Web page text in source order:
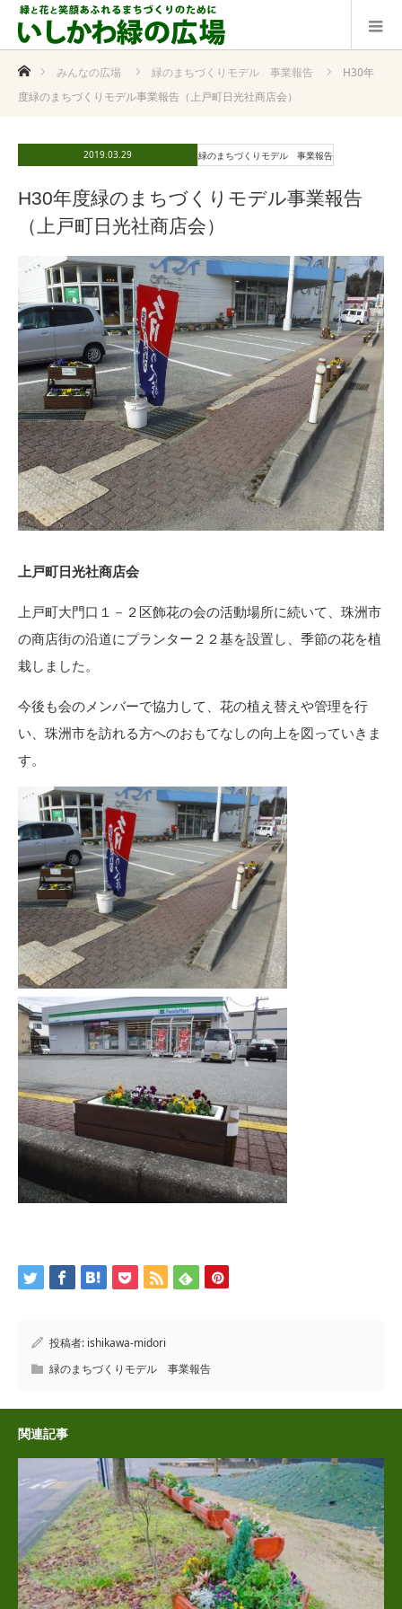
ホームみんなの広場 緑のまちづくりモデル 事業報告
H30年
度緑のまちづくりモデル事業報告（上戸町日光社商店会）
2019.03.29 緑のまちづくりモデル 事業報告
H30年度緑のまちづくりモデル事業報告
（上戸町日光社商店会）
上戸町日光社商店会
上戸町大門口１－２区飾花の会の活動場所に続いて、珠洲市
の商店街の沿道にプランター２２基を設置し、季節の花を植
栽しました。
今後も会のメンバーで協力して、花の植え替えや管理を行
い、珠洲市を訪れる方へのおもてなしの向上を図っていきま
す。
投稿者: ishikawa-midori
緑のまちづくりモデル 事業報告
関連記事